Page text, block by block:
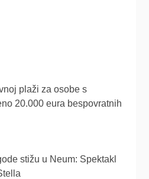
plaži za osobe s
20.000 eura bespovratnih
stižu u Neum: Spektakl